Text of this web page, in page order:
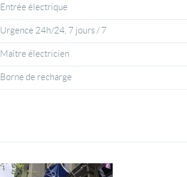
Entrée électrique
Urgence 24h/24, 7 jours / 7
Maître électricien
Borne de recharge